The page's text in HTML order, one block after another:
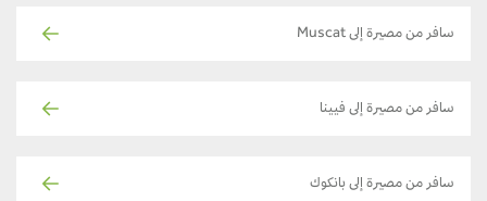
سافر من مصيرة إلى Muscat
سافر من مصيرة إلى فيينا
سافر من مصيرة إلى بانكوك